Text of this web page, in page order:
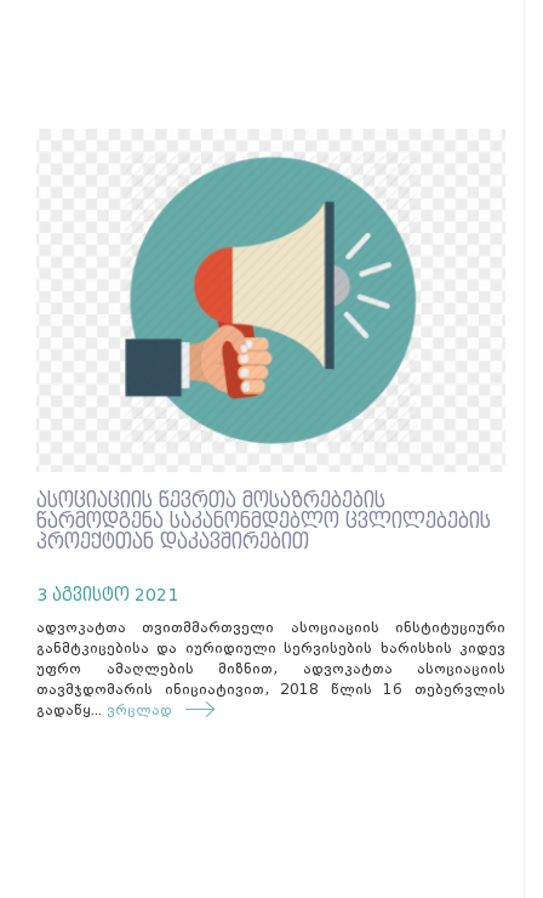
ასოციაციის წევრთა მოსაზრებების
წარმოდგენა საკანონმდებლო ცვლილებების
პროექტთან დაკავშირებით
3 აგვისტო 2021
ადვოკატთა თვითმმართველი ასოციაციის ინსტიტუციური
განმტკიცებისა და იურიდიული სერვისების ხარისხის კიდევ
უფრო ამაღლების მიზნით, ადვოკატთა ასოციაციის
თავმჯდომარის ინიციატივით, 2018 წლის 16 თებერვლის
გადაწყ... ვრცლად